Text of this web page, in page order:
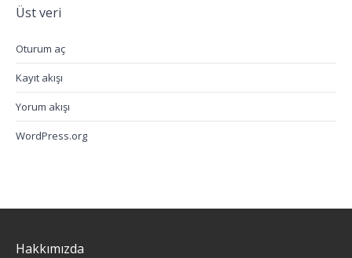
Üst veri
Oturum aç
Kayıt akışı
Yorum akışı
WordPress.org
Hakkımızda